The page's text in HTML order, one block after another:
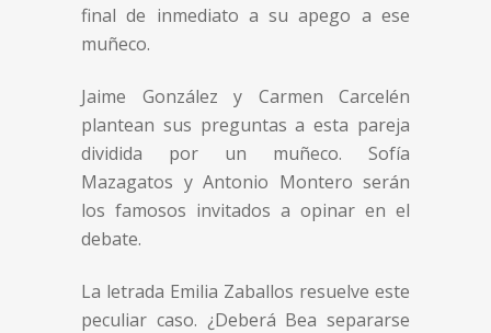
final de inmediato a su apego a ese
muñeco.
Jaime González y Carmen Carcelén
plantean sus preguntas a esta pareja
dividida por un muñeco. Sofía
Mazagatos y Antonio Montero serán
los famosos invitados a opinar en el
debate.
La letrada Emilia Zaballos resuelve este
peculiar caso. ¿Deberá Bea separarse